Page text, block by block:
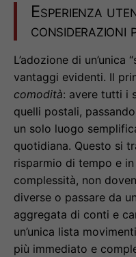
Esperienza
considerazioni
L’adozione di un’unica
vantaggi evidenti. Il
comodità: avere tutti i
quelli postali,
un solo luogo
quotidiana. Questo si
risparmio di tempo e
complessità, non
diverse o passare da
aggregata di conti e
un’unica lista
più immediato e